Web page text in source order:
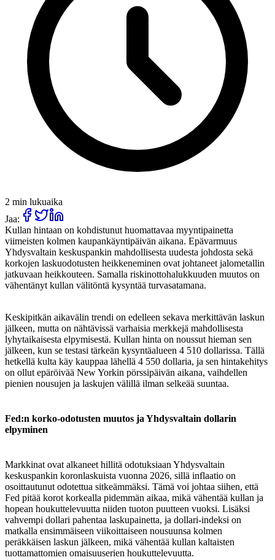
2 min lukuaika
Jaa:
Kullan hintaan on kohdistunut huomattavaa myyntipainetta
viimeisten kolmen kaupankäyntipäivän aikana. Epävarmuus
Yhdysvaltain keskuspankin mahdollisesta uudesta johdosta sekä
korkojen laskuodotusten heikkeneminen ovat johtaneet jalometallin
jatkuvaan heikkouteen. Samalla riskinottohalukkuuden muutos on
vähentänyt kullan välitöntä kysyntää turvasatamana.
Keskipitkän aikavälin trendi on edelleen sekava merkittävän laskun
jälkeen, mutta on nähtävissä varhaisia merkkejä mahdollisesta
lyhytaikaisesta elpymisestä. Kullan hinta on noussut hieman sen
jälkeen, kun se testasi tärkeän kysyntäalueen 4 510 dollarissa. Tällä
hetkellä kulta käy kauppaa lähellä 4 550 dollaria, ja sen hintakehitys
on ollut epäröivää New Yorkin pörssipäivän aikana, vaihdellen
pienien nousujen ja laskujen välillä ilman selkeää suuntaa.
Fed:n korko-odotusten muutos ja Yhdysvaltain dollarin
elpyminen
​Markkinat ovat alkaneet hillitä odotuksiaan Yhdysvaltain
keskuspankin koronlaskuista vuonna 2026, sillä inflaatio on
osoittautunut odotettua sitkeämmäksi. Tämä voi johtaa siihen, että
Fed pitää korot korkealla pidemmän aikaa, mikä vähentää kullan ja
hopean houkuttelevuutta niiden tuoton puutteen vuoksi. Lisäksi
vahvempi dollari pahentaa laskupainetta, ja dollari-indeksi on
matkalla ensimmäiseen viikoittaiseen nousuunsa kolmen
peräkkäisen laskun jälkeen, mikä vähentää kullan kaltaisten
tuottamattomien omaisuuserien houkuttelevuutta.